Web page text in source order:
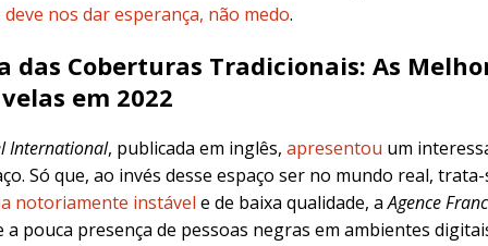
nos dar esperança, não medo.
das Coberturas Tradicionais: As
em 2022
International, publicada em inglês, apresentou um
Só que, ao invés desse espaço ser no mundo real,
notoriamente instável e de baixa qualidade, aAgence
pouca presença de pessoas negras em ambientes